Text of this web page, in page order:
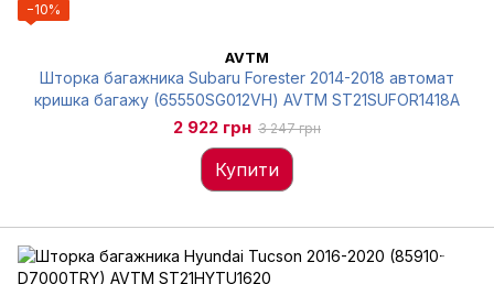
−10%
AVTM
Шторка багажника Subaru Forester 2014-2018 автомат
кришка багажу (65550SG012VH) AVTM ST21SUFOR1418A
2 922 грн 3 247 грн
Купити